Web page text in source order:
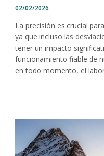
02/02/2026
La precisión es crucial
ya que incluso las
tener un impacto
funcionamiento fiable de
en todo momento, el